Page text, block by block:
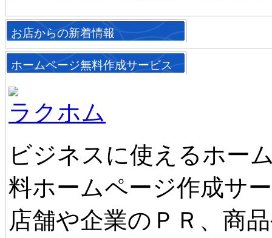
お店からの新着情報
ホームページ無料作成サービス
ラクホム
ビジネスに使えるホー
料ホームページ作成サ
店舗や企業のＰＲ、商